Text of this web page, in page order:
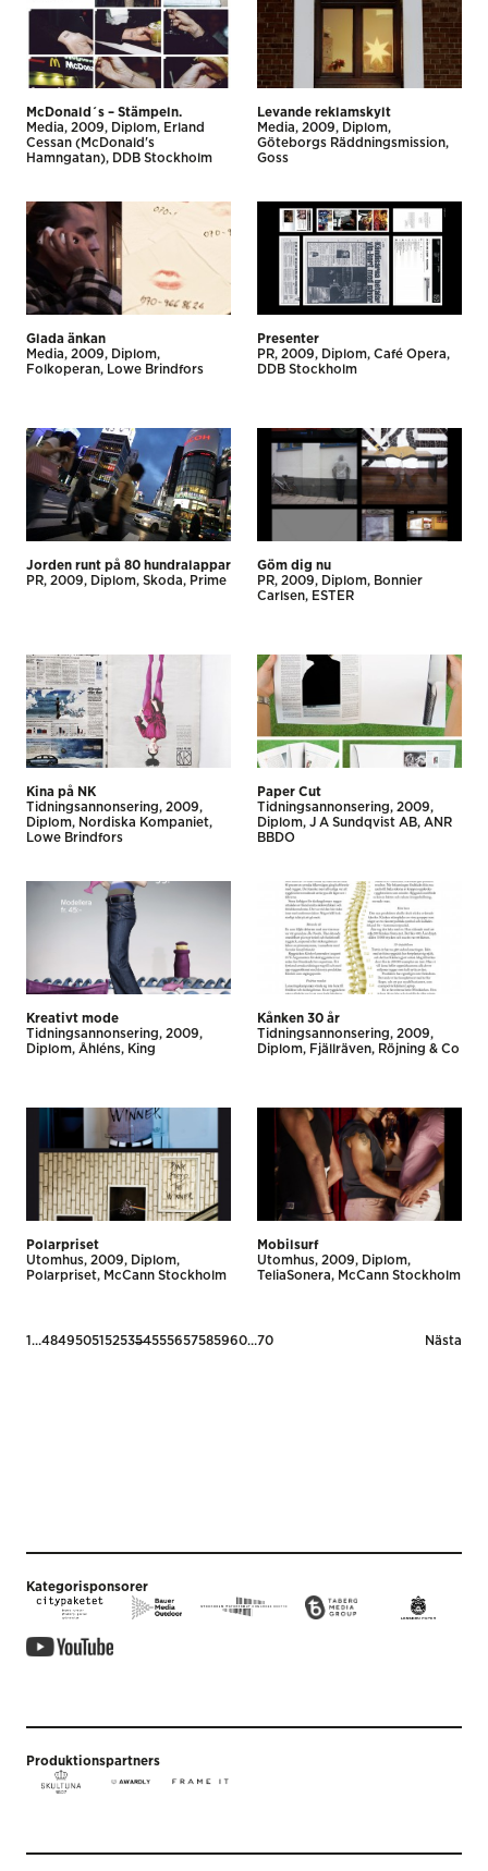
McDonald´s – Stämpeln.
Media
2009 Diplom
Erland
Cessan (McDonald's
Hamngatan)
DDB Stockholm
Levande reklamskylt
Media
2009
Diplom
Göteborgs Räddningsmission
Goss
Glada änkan
Media
2009
Diplom
Folkoperan
Lowe Brindfors
Presenter
PR 2009 Diplom Café Opera
DDB Stockholm
Jorden runt på 80 hundralappar
PR 2009 Diplom Skoda Prime
Göm dig nu
PR 2009 Diplom
Bonnier
Carlsen
ESTER
Kina på NK
Tidnings­annonsering
2009
Diplom
Nordiska Kompaniet
Lowe Brindfors
Paper Cut
Tidnings­annonsering
2009
Diplom J A Sundqvist AB
ANR
BBDO
Kreativt mode
Tidnings­annonsering
2009
Diplom
Åhléns King
Kånken 30 år
Tidnings­annonsering
2009
Diplom
Fjällräven Röjning & Co
Polarpriset
Utomhus 2009
Diplom
Polarpriset
McCann Stockholm
Mobilsurf
Utomhus 2009
Diplom
TeliaSonera
McCann Stockholm
Posts
1 …48495051 525354555657585960…70 Nästa
Kategorisponsorer
Produktionspartners